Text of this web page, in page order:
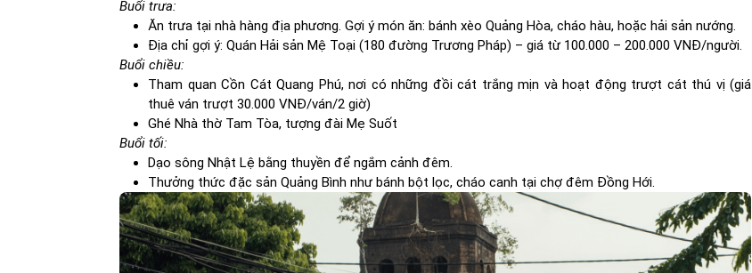
Buổi trưa:
Ăn trưa tại nhà hàng địa phương. Gợi ý món ăn: bánh xèo Quảng Hòa, cháo hàu, hoặc hải sản nướng.
Địa chỉ gợi ý: Quán Hải sản Mệ Toại (180 đường Trương Pháp) – giá từ 100.000 – 200.000 VNĐ/người.
Buổi chiều:
Tham quan Cồn Cát Quang Phú, nơi có những đồi cát trắng mịn và hoạt động trượt cát thú vị (giá
thuê ván trượt 30.000 VNĐ/ván/2 giờ)
Ghé Nhà thờ Tam Tòa, tượng đài Mẹ Suốt
Buổi tối:
Dạo sông Nhật Lệ bằng thuyền để ngắm cảnh đêm.
Thưởng thức đặc sản Quảng Bình như bánh bột lọc, cháo canh tại chợ đêm Đồng Hới.